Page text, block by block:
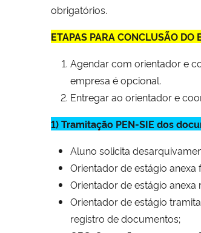
obrigatórios.
ETAPAS PARA CONCLUSÃO
Agendar com orientador e
empresa é opcional.
Entregar ao orientador e
1) Tramitação PEN-SIE dos
Aluno solicita
Orientador de estágio anexa
Orientador de estágio
Orientador de estágio tramita
registro de documentos;